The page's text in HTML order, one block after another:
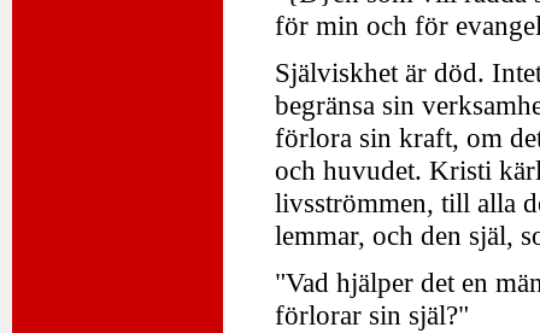
för min och för
Själviskhet är död.
begränsa sin
förlora sin kraft, om
och huvudet. Kristi
livsströmmen, till alla
lemmar, och den själ,
"Vad hjälper det en
förlorar sin själ?"